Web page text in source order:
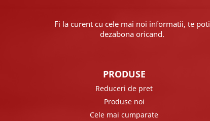
Fi la curent cu cele mai noi informatii, te poti
dezabona oricand.
PRODUSE
Reduceri de pret
Produse noi
Cele mai cumparate